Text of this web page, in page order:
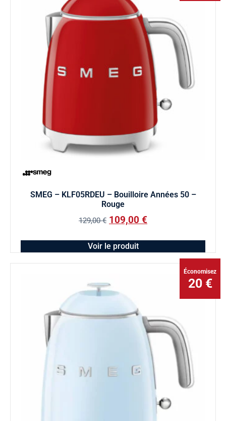
SMEG – KLF05RDEU – Bouilloire Années 50 –
Rouge
129,00€ 109,00 €
Voir le produit
Économisez
20 €